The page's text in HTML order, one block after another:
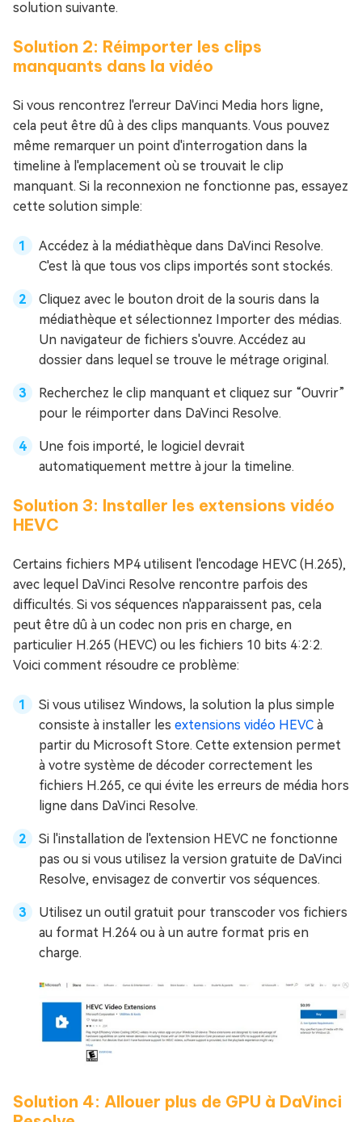
solution suivante.
Solution 2: Réimporter les clips
manquants dans la vidéo
Si vous rencontrez l'erreur DaVinci Media hors ligne,
cela peut être dû à des clips manquants. Vous pouvez
même remarquer un point d'interrogation dans la
timeline à l'emplacement où se trouvait le clip
manquant. Si la reconnexion ne fonctionne pas, essayez
cette solution simple:
Accédez à la médiathèque dans DaVinci Resolve.
C'est là que tous vos clips importés sont stockés.
Cliquez avec le bouton droit de la souris dans la
médiathèque et sélectionnez Importer des médias.
Un navigateur de fichiers s'ouvre. Accédez au
dossier dans lequel se trouve le métrage original.
Recherchez le clip manquant et cliquez sur “Ouvrir”
pour le réimporter dans DaVinci Resolve.
Une fois importé, le logiciel devrait
automatiquement mettre à jour la timeline.
Solution 3: Installer les extensions vidéo
HEVC
Certains fichiers MP4 utilisent l'encodage HEVC (H.265),
avec lequel DaVinci Resolve rencontre parfois des
difficultés. Si vos séquences n'apparaissent pas, cela
peut être dû à un codec non pris en charge, en
particulier H.265 (HEVC) ou les fichiers 10 bits 4:2:2.
Voici comment résoudre ce problème:
Si vous utilisez Windows, la solution la plus simple
consiste à installer les extensions vidéo HEVC à
partir du Microsoft Store. Cette extension permet
à votre système de décoder correctement les
fichiers H.265, ce qui évite les erreurs de média hors
ligne dans DaVinci Resolve.
Si l'installation de l'extension HEVC ne fonctionne
pas ou si vous utilisez la version gratuite de DaVinci
Resolve, envisagez de convertir vos séquences.
Utilisez un outil gratuit pour transcoder vos fichiers
au format H.264 ou à un autre format pris en
charge.
Solution 4: Allouer plus de GPU à DaVinci